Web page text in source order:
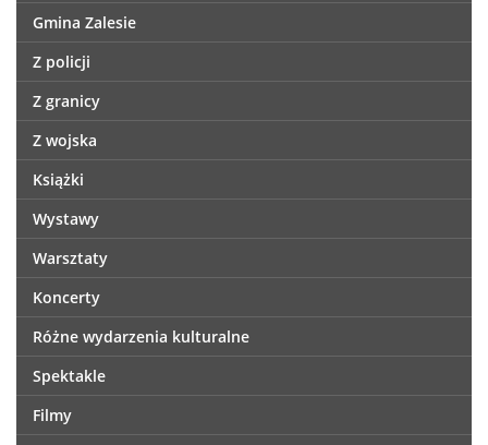
Gmina Zalesie
Z policji
Z granicy
Z wojska
Książki
Wystawy
Warsztaty
Koncerty
Różne wydarzenia kulturalne
Spektakle
Filmy